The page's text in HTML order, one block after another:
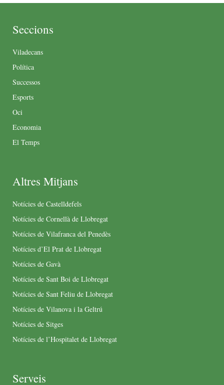
Seccions
Viladecans
Política
Successos
Esports
Oci
Economia
El Temps
Altres Mitjans
Notícies de Castelldefels
Notícies de Cornellà de Llobregat
Notícies de Vilafranca del Penedès
Notícies d’El Prat de Llobregat
Notícies de Gavà
Notícies de Sant Boi de Llobregat
Notícies de Sant Feliu de Llobregat
Notícies de Vilanova i la Geltrú
Notícies de Sitges
Notícies de l’Hospitalet de Llobregat
Serveis